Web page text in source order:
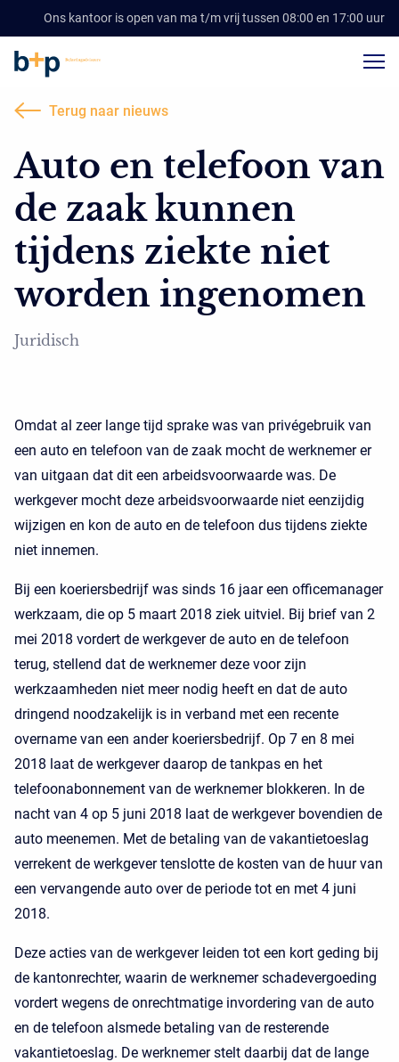
Ons kantoor is open van ma t/m vrij tussen 08:00 en 17:00 uur
Terug naar nieuws
Auto en telefoon van
de zaak kunnen
tijdens ziekte niet
worden ingenomen
Juridisch
Omdat al zeer lange tijd sprake was van privégebruik van
een auto en telefoon van de zaak mocht de werknemer er
van uitgaan dat dit een arbeidsvoorwaarde was. De
werkgever mocht deze arbeidsvoorwaarde niet eenzijdig
wijzigen en kon de auto en de telefoon dus tijdens ziekte
niet innemen.
Bij een koeriersbedrijf was sinds 16 jaar een officemanager
werkzaam, die op 5 maart 2018 ziek uitviel. Bij brief van 2
mei 2018 vordert de werkgever de auto en de telefoon
terug, stellend dat de werknemer deze voor zijn
werkzaamheden niet meer nodig heeft en dat de auto
dringend noodzakelijk is in verband met een recente
overname van een ander koeriersbedrijf. Op 7 en 8 mei
2018 laat de werkgever daarop de tankpas en het
telefoonabonnement van de werknemer blokkeren. In de
nacht van 4 op 5 juni 2018 laat de werkgever bovendien de
auto meenemen. Met de betaling van de vakantietoeslag
verrekent de werkgever tenslotte de kosten van de huur van
een vervangende auto over de periode tot en met 4 juni
2018.
Deze acties van de werkgever leiden tot een kort geding bij
de kantonrechter, waarin de werknemer schadevergoeding
vordert wegens de onrechtmatige invordering van de auto
en de telefoon alsmede betaling van de resterende
vakantietoeslag. De werknemer stelt daarbij dat de lange